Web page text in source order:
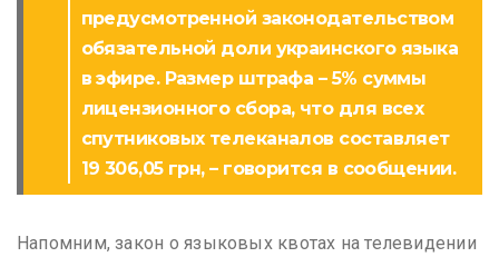
предусмотренной законодательством
обязательной доли украинского языка
в эфире. Размер штрафа – 5% суммы
лицензионного сбора, что для всех
спутниковых телеканалов составляет
19 306,05 грн, – говорится в сообщении.
Напомним, закон о языковых квотах на телевидении